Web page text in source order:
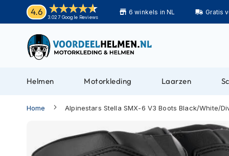
4.6
3.027 Google Reviews
6 winkels in NL Gratis
Helmen
Motorhelmen
helmen
Bluetooth
Helmen
Helmen Motorkleding Laarzen
Home Alpinestars Stella SMX-6 V3 Boots Black/White/
het